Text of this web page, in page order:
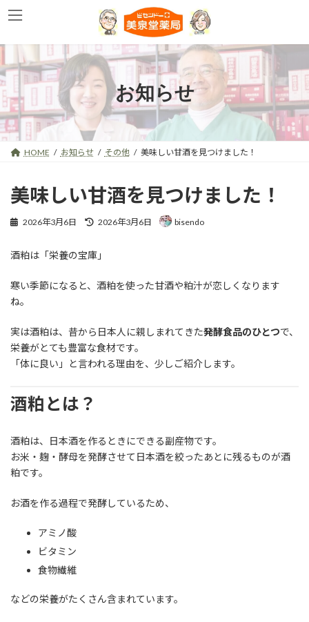
ン
ン
ツ
へ
ス
キ
ッ
プ
ビ
ー
シ
ョ
ン
に
移
動
お知らせ
HOME お知らせ その他 美味しい甘酒を見つけました！
美味しい甘酒を見つけました！
2026年3月6日
最
新
時
:
2026年3月6日 bisendo
酒粕は「栄養の宝庫」
寒い季節になると、酒粕を使った甘酒や粕汁が恋しくなります
ね。
実は酒粕は、昔から日本人に親しまれてきた発酵食品のひとつで、
栄養がとても豊富な食材です。
「体に良い」と言われる理由を、少しご紹介します。
酒粕とは？
酒粕は、日本酒を作るときにできる副産物です。
お米・麹・酵母を発酵させて日本酒を絞ったあとに残るものが酒
粕です。
お酒を作る過程で発酵しているため、
アミノ酸
ビタミン
食物繊維
などの栄養がたくさん含まれています。